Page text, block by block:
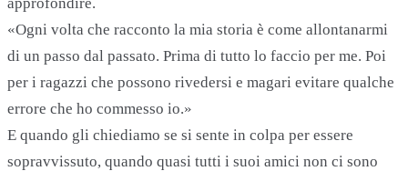
«Ogni volta che racconto la mia storia è come allontanarmi
di un passo dal passato. Prima di tutto lo faccio per me. Poi
per i ragazzi che possono rivedersi e magari evitare qualche
errore che ho commesso io.»
E quando gli chiediamo se si sente in colpa per essere
sopravvissuto, quando quasi tutti i suoi amici non ci sono